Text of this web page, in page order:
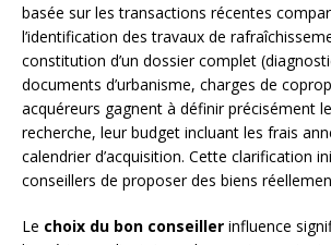
basée sur les transactions récentes
l’identification des travaux de
constitution d’un dossier complet
documents d’urbanisme, charges de
acquéreurs gagnent à définir précisément
recherche, leur budget incluant les frais
calendrier d’acquisition. Cette clarification
conseillers de proposer des biens
Le choix du bon conseiller influence